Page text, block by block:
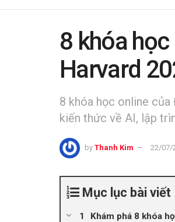
8 khóa
Harvard
8 khóa học online
kiến thức về AI, lập
by Thanh Kim 22/07/
Mục lục bài viết
Khám phá 8 khóa